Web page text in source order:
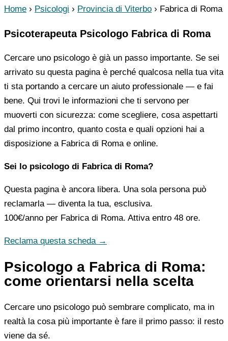
Home › Psicologi › Provincia di Viterbo › Fabrica di Roma
Psicoterapeuta Psicologo Fabrica di Roma
Cercare uno psicologo è già un passo importante. Se sei
arrivato su questa pagina è perché qualcosa nella tua vita
ti sta portando a cercare un aiuto professionale — e fai
bene. Qui trovi le informazioni che ti servono per
muoverti con sicurezza: come scegliere, cosa aspettarti
dal primo incontro, quanto costa e quali opzioni hai a
disposizione a Fabrica di Roma e online.
Sei lo psicologo di Fabrica di Roma?
Questa pagina è ancora libera. Una sola persona può
reclamarla — diventa la tua, esclusiva.
100€/anno per Fabrica di Roma. Attiva entro 48 ore.
Reclama questa scheda →
Psicologo a Fabrica di Roma:
come orientarsi nella scelta
Cercare uno psicologo può sembrare complicato, ma in
realtà la cosa più importante è fare il primo passo: il resto
viene da sé.